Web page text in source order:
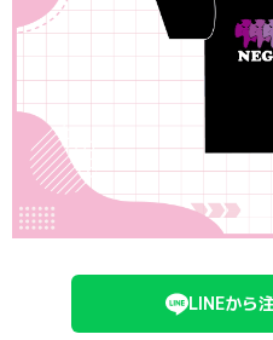
LINEから
キャンセル・変更について
無料でLINE相談する
ゲーム
グリッター&ラメ
ポロシャツ
おしゃれデザインクラスTシャツ
おもしろクラスTシャツ
かっこいいクラスTシャツ
昇華プリントについて
DTFプリントについて
SDGsについて